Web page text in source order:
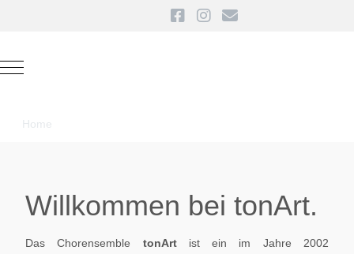
Mobile Menu Toggle
Home
Willkommen bei tonArt.
Das Chorensemble tonArt ist ein im Jahre 2002